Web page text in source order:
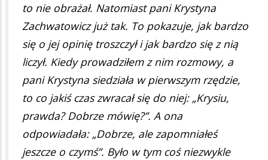
to nie obrażał. Natomiast pani Krystyna
Zachwatowicz już tak. To pokazuje, jak bardzo
się o jej opinię troszczył i jak bardzo się z nią
liczył. Kiedy prowadziłem z nim rozmowy, a
pani Krystyna siedziała w pierwszym rzędzie,
to co jakiś czas zwracał się do niej: „Krysiu,
prawda? Dobrze mówię?”. A ona
odpowiadała: „Dobrze, ale zapomniałeś
jeszcze o czymś”. Było w tym coś niezwykle